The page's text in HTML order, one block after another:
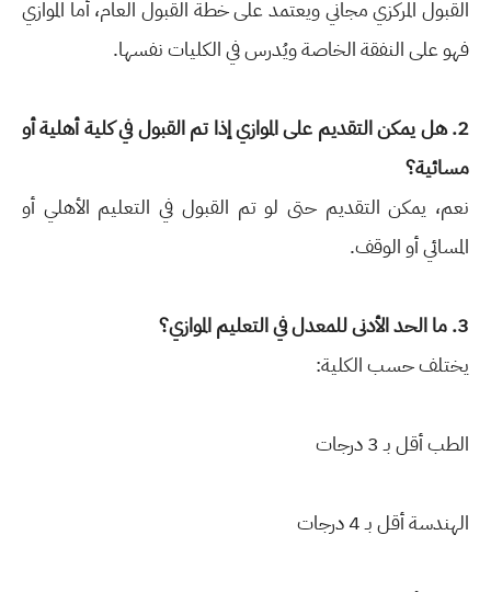
القبول المركزي مجاني ويعتمد على خطة القبول العام، أما الموازي
فهو على النفقة الخاصة ويُدرس في الكليات نفسها.
2. هل يمكن التقديم على الموازي إذا تم القبول في كلية أهلية أو
مسائية؟
نعم، يمكن التقديم حتى لو تم القبول في التعليم الأهلي أو
المسائي أو الوقف.
3. ما الحد الأدنى للمعدل في التعليم الموازي؟
يختلف حسب الكلية:
الطب أقل بـ 3 درجات
الهندسة أقل بـ 4 درجات